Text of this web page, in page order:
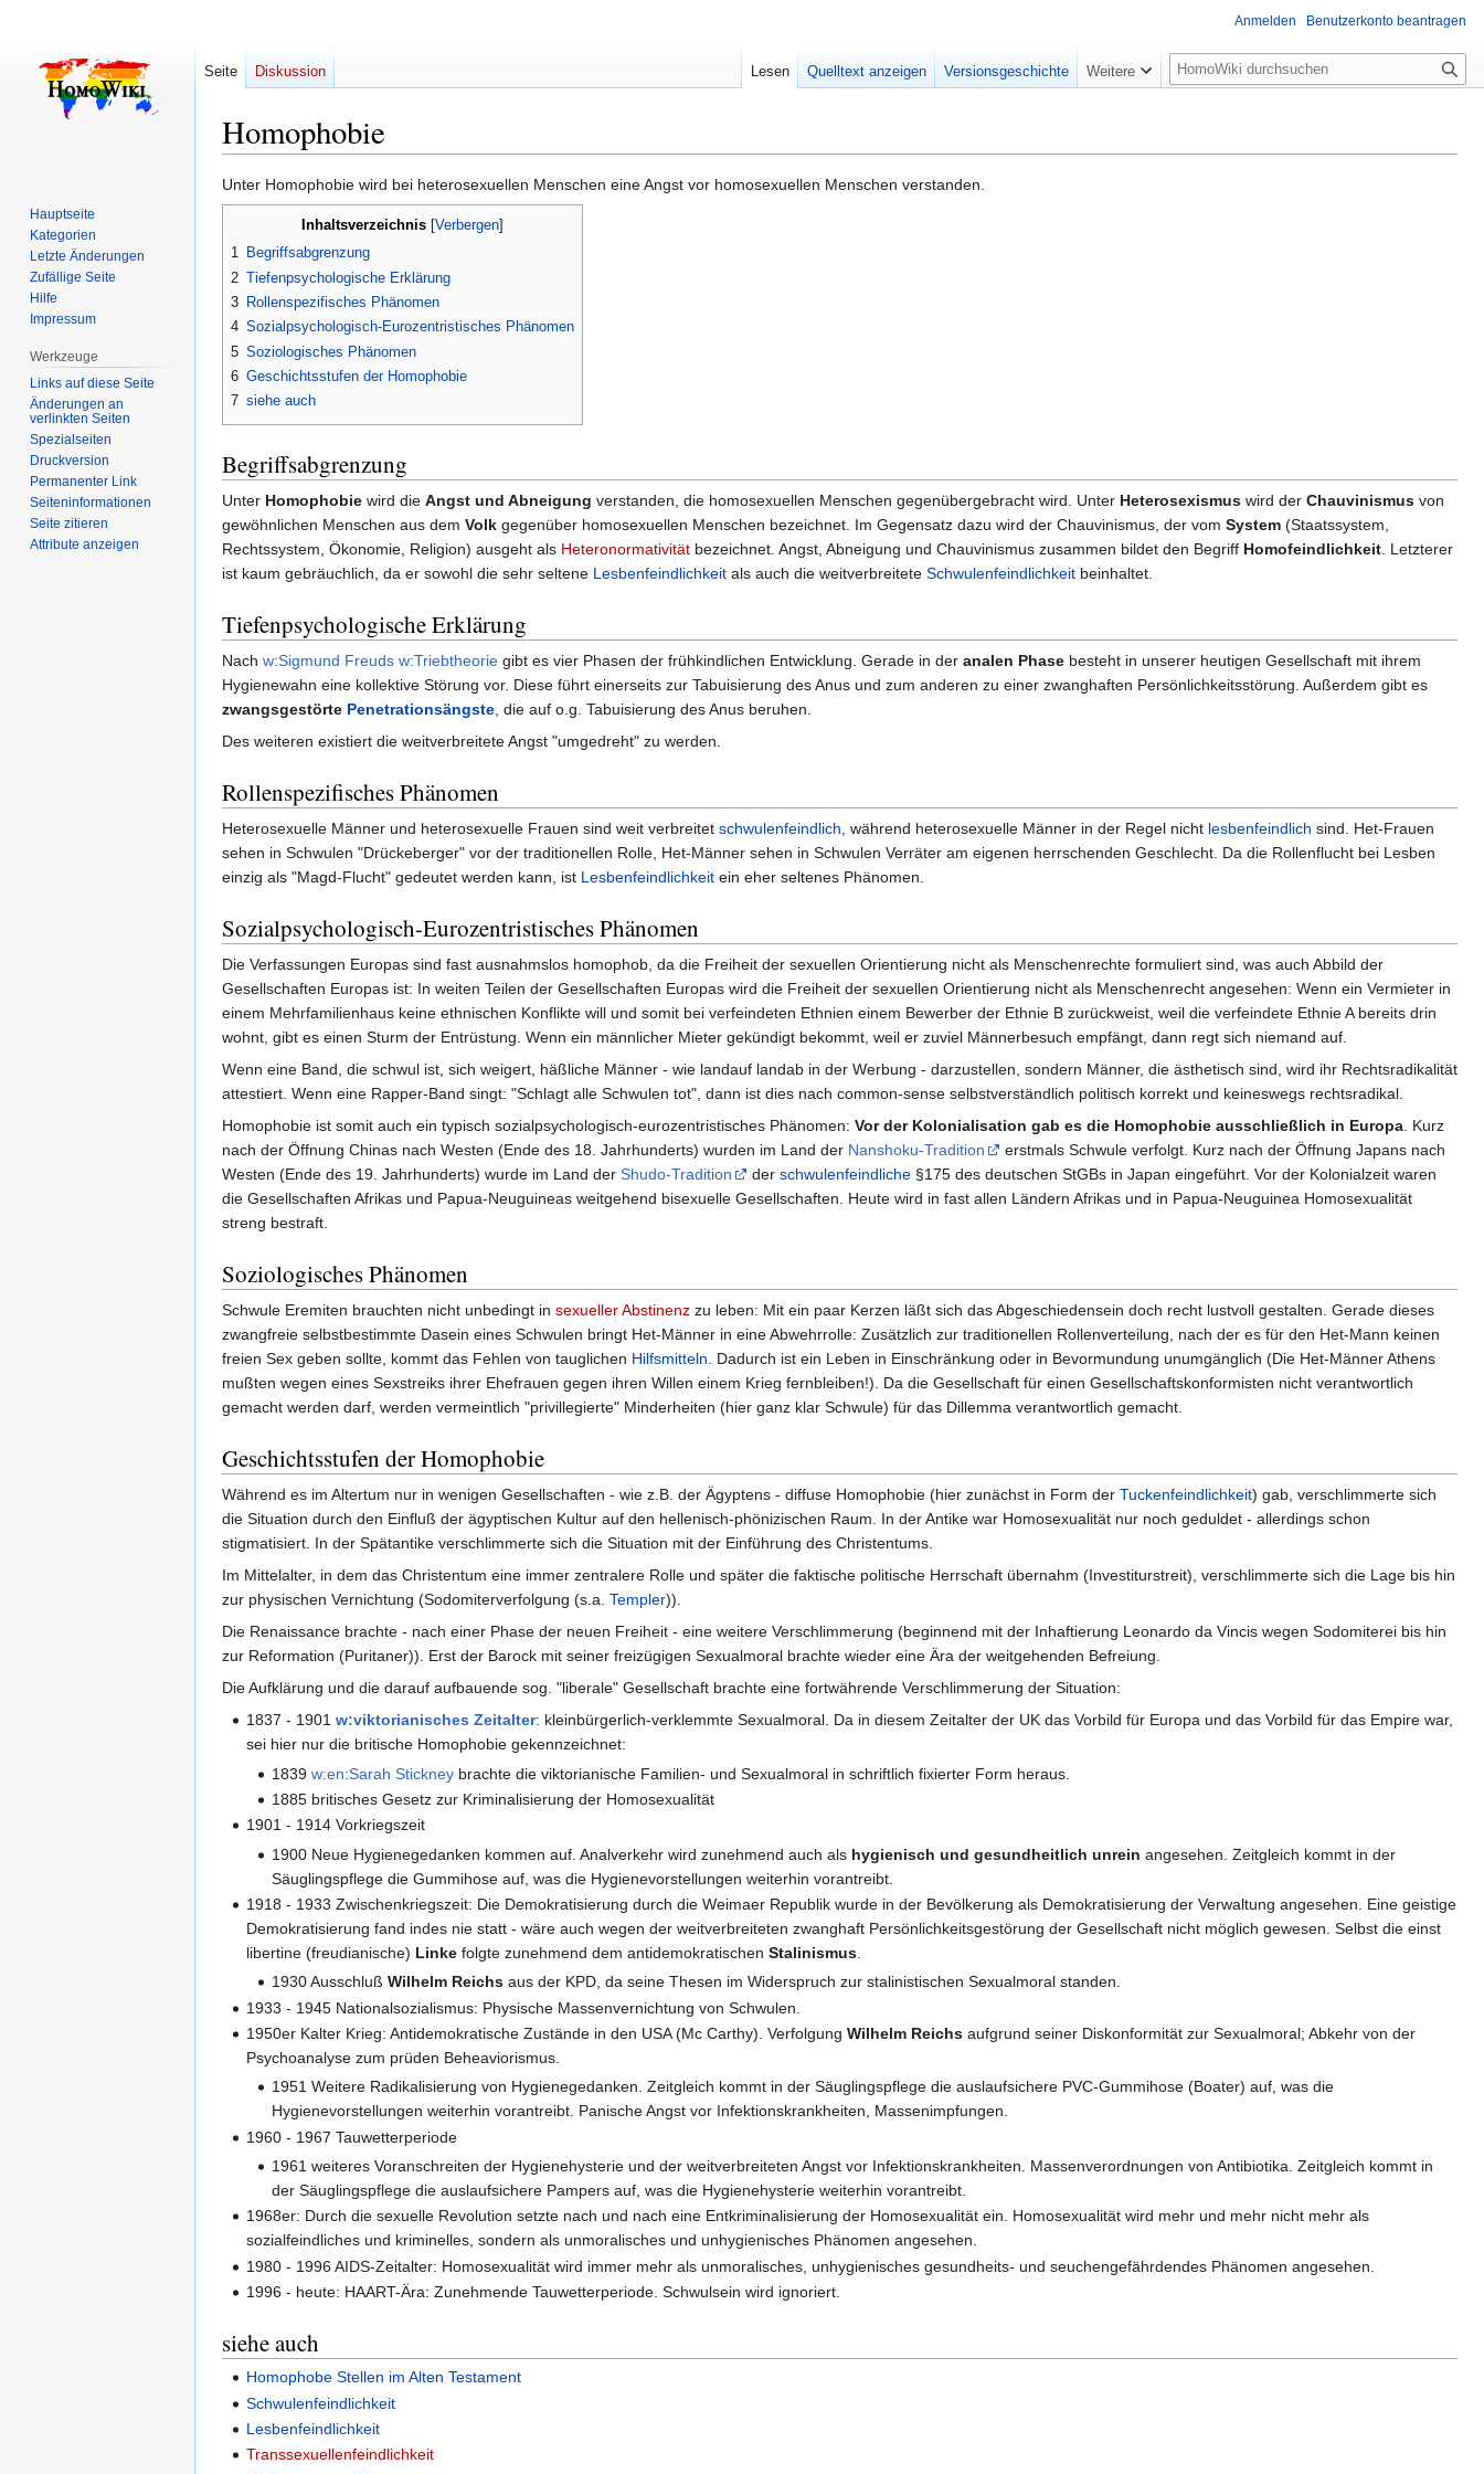
Homophobie
Zur
Navigation
Zur
Suche
Unter Homophobie wird bei heterosexuellen Menschen eine Angst vor homosexuellen Menschen verstanden.
Inhaltsverzeichnis
1 Begriffsabgrenzung
2 Tiefenpsychologische Erklärung
3 Rollenspezifisches Phänomen
4 Sozialpsychologisch-Eurozentristisches Phänomen
5 Soziologisches Phänomen
6 Geschichtsstufen der Homophobie
7 siehe auch
Begriffsabgrenzung
Unter Homophobie wird die Angst und Abneigung verstanden, die homosexuellen Menschen gegenübergebracht wird. Unter Heterosexismus wird der Chauvinismus von
gewöhnlichen Menschen aus dem Volk gegenüber homosexuellen Menschen bezeichnet. Im Gegensatz dazu wird der Chauvinismus, der vom System (Staatssystem,
Rechtssystem, Ökonomie, Religion) ausgeht als Heteronormativität bezeichnet. Angst, Abneigung und Chauvinismus zusammen bildet den Begriff Homofeindlichkeit. Letzterer
ist kaum gebräuchlich, da er sowohl die sehr seltene Lesbenfeindlichkeit als auch die weitverbreitete Schwulenfeindlichkeit beinhaltet.
Tiefenpsychologische Erklärung
Nach w:Sigmund Freuds w:Triebtheorie gibt es vier Phasen der frühkindlichen Entwicklung. Gerade in der analen Phase besteht in unserer heutigen Gesellschaft mit ihrem
Hygienewahn eine kollektive Störung vor. Diese führt einerseits zur Tabuisierung des Anus und zum anderen zu einer zwanghaften Persönlichkeitsstörung. Außerdem gibt es
zwangsgestörte Penetrationsängste, die auf o.g. Tabuisierung des Anus beruhen.
Des weiteren existiert die weitverbreitete Angst "umgedreht" zu werden.
Rollenspezifisches Phänomen
Heterosexuelle Männer und heterosexuelle Frauen sind weit verbreitet schwulenfeindlich, während heterosexuelle Männer in der Regel nicht lesbenfeindlich sind. Het-Frauen
sehen in Schwulen "Drückeberger" vor der traditionellen Rolle, Het-Männer sehen in Schwulen Verräter am eigenen herrschenden Geschlecht. Da die Rollenflucht bei Lesben
einzig als "Magd-Flucht" gedeutet werden kann, ist Lesbenfeindlichkeit ein eher seltenes Phänomen.
Sozialpsychologisch-Eurozentristisches Phänomen
Die Verfassungen Europas sind fast ausnahmslos homophob, da die Freiheit der sexuellen Orientierung nicht als Menschenrechte formuliert sind, was auch Abbild der
Gesellschaften Europas ist: In weiten Teilen der Gesellschaften Europas wird die Freiheit der sexuellen Orientierung nicht als Menschenrecht angesehen: Wenn ein Vermieter in
einem Mehrfamilienhaus keine ethnischen Konflikte will und somit bei verfeindeten Ethnien einem Bewerber der Ethnie B zurückweist, weil die verfeindete Ethnie A bereits drin
wohnt, gibt es einen Sturm der Entrüstung. Wenn ein männlicher Mieter gekündigt bekommt, weil er zuviel Männerbesuch empfängt, dann regt sich niemand auf.
Wenn eine Band, die schwul ist, sich weigert, häßliche Männer - wie landauf landab in der Werbung - darzustellen, sondern Männer, die ästhetisch sind, wird ihr Rechtsradikalität
attestiert. Wenn eine Rapper-Band singt: "Schlagt alle Schwulen tot", dann ist dies nach common-sense selbstverständlich politisch korrekt und keineswegs rechtsradikal.
Homophobie ist somit auch ein typisch sozialpsychologisch-eurozentristisches Phänomen: Vor der Kolonialisation gab es die Homophobie ausschließlich in Europa. Kurz
nach der Öffnung Chinas nach Westen (Ende des 18. Jahrhunderts) wurden im Land der Nanshoku-Tradition
erstmals Schwule verfolgt. Kurz nach der Öffnung Japans nach
Westen (Ende des 19. Jahrhunderts) wurde im Land der Shudo-Tradition der schwulenfeindliche §175 des deutschen StGBs in Japan eingeführt. Vor der Kolonialzeit waren
die Gesellschaften Afrikas und Papua-Neuguineas weitgehend bisexuelle Gesellschaften. Heute wird in fast allen Ländern Afrikas und in Papua-Neuguinea Homosexualität
streng bestraft.
Soziologisches Phänomen
Schwule Eremiten brauchten nicht unbedingt in sexueller Abstinenz zu leben: Mit ein paar Kerzen läßt sich das Abgeschiedensein doch recht lustvoll gestalten. Gerade dieses
zwangfreie selbstbestimmte Dasein eines Schwulen bringt Het-Männer in eine Abwehrrolle: Zusätzlich zur traditionellen Rollenverteilung, nach der es für den Het-Mann keinen
freien Sex geben sollte, kommt das Fehlen von tauglichen Hilfsmitteln. Dadurch ist ein Leben in Einschränkung oder in Bevormundung unumgänglich (Die Het-Männer Athens
mußten wegen eines Sexstreiks ihrer Ehefrauen gegen ihren Willen einem Krieg fernbleiben!). Da die Gesellschaft für einen Gesellschaftskonformisten nicht verantwortlich
gemacht werden darf, werden vermeintlich "privillegierte" Minderheiten (hier ganz klar Schwule) für das Dillemma verantwortlich gemacht.
Geschichtsstufen der Homophobie
Während es im Altertum nur in wenigen Gesellschaften - wie z.B. der Ägyptens - diffuse Homophobie (hier zunächst in Form der Tuckenfeindlichkeit) gab, verschlimmerte sich
die Situation durch den Einfluß der ägyptischen Kultur auf den hellenisch-phönizischen Raum. In der Antike war Homosexualität nur noch geduldet - allerdings schon
stigmatisiert. In der Spätantike verschlimmerte sich die Situation mit der Einführung des Christentums.
Im Mittelalter, in dem das Christentum eine immer zentralere Rolle und später die faktische politische Herrschaft übernahm (Investiturstreit), verschlimmerte sich die Lage bis hin
zur physischen Vernichtung (Sodomiterverfolgung (s.a. Templer)).
Die Renaissance brachte - nach einer Phase der neuen Freiheit - eine weitere Verschlimmerung (beginnend mit der Inhaftierung Leonardo da Vincis wegen Sodomiterei bis hin
zur Reformation (Puritaner)). Erst der Barock mit seiner freizügigen Sexualmoral brachte wieder eine Ära der weitgehenden Befreiung.
Die Aufklärung und die darauf aufbauende sog. "liberale" Gesellschaft brachte eine fortwährende Verschlimmerung der Situation:
1837 - 1901w:viktorianisches Zeitalter: kleinbürgerlich-verklemmte Sexualmoral. Da in diesem Zeitalter der UK das Vorbild für Europa und das Vorbild für das Empire war,
sei hier nur die britische Homophobie gekennzeichnet:
1839 w:en:Sarah Stickneybrachte die viktorianische Familien- und Sexualmoral in schriftlich fixierter Form heraus.
1885 britisches Gesetz zur Kriminalisierung der Homosexualität
1901 - 1914 Vorkriegszeit
1900 Neue Hygienegedanken kommen auf. Analverkehr wird zunehmend auch als hygienisch und gesundheitlich unrein angesehen. Zeitgleich kommt in der
Säuglingspflege die Gummihose auf, was die Hygienevorstellungen weiterhin vorantreibt.
1918 - 1933 Zwischenkriegszeit: Die Demokratisierung durch die Weimaer Republik wurde in der Bevölkerung als Demokratisierung der Verwaltung angesehen. Eine geistige
Demokratisierung fand indes nie statt - wäre auch wegen der weitverbreiteten zwanghaft Persönlichkeitsgestörung der Gesellschaft nicht möglich gewesen. Selbst die einst
libertine (freudianische) Linke folgte zunehmend dem antidemokratischenStalinismus
1930 Ausschluß Wilhelm Reichsaus der KPD, da seine Thesen im Widerspruch zur stalinistischen Sexualmoral standen.
1933 - 1945 Nationalsozialismus: Physische Massenvernichtung von Schwulen.
1950er Kalter Krieg: Antidemokratische Zustände in den USA (Mc Carthy). VerfolgungWilhelm Reichs aufgrund seiner Diskonformität zur Sexualmoral; Abkehr von der
Psychoanalyse zum prüden Beheaviorismus.
1951 Weitere Radikalisierung von Hygienegedanken. Zeitgleich kommt in der Säuglingspflege die auslaufsichere PVC-Gummihose (Boater) auf, was die
Hygienevorstellungen weiterhin vorantreibt. Panische Angst vor Infektionskrankheiten, Massenimpfungen.
1960 - 1967 Tauwetterperiode
1961 weiteres Voranschreiten der Hygienehysterie und der weitverbreiteten Angst vor Infektionskrankheiten. Massenverordnungen von Antibiotika. Zeitgleich kommt in
der Säuglingspflege die auslaufsichere Pampers auf, was die Hygienehysterie weiterhin vorantreibt.
1968er: Durch die sexuelle Revolution setzte nach und nach eine Entkriminalisierung der Homosexualität ein. Homosexualität wird mehr und mehr nicht mehr als
sozialfeindliches und kriminelles, sondern als unmoralisches und unhygienisches Phänomen angesehen.
1980 - 1996 AIDS-Zeitalter: Homosexualität wird immer mehr als unmoralisches, unhygienisches gesundheits- und seuchengefährdendes Phänomen angesehen.
1996 - heute: HAART-Ära: Zunehmende Tauwetterperiode. Schwulsein wird ignoriert.
siehe auch
Homophobe Stellen im Alten Testament
Schwulenfeindlichkeit
Lesbenfeindlichkeit
Transsexuellenfeindlichkeit
Anmelden Benutzerkonto beantragen
Seite Diskussion Lesen Quelltext anzeigen Versionsgeschichte Weitere
Suche
Hauptseite
Kategorien
Letzte Änderungen
Zufällige Seite
Hilfe
Impressum
Werkzeuge
Links auf diese Seite
Änderungen an
verlinkten Seiten
Spezialseiten
Druckversion
Permanenter Link
Seiten­­informationen
Seite zitieren
Attribute anzeigen